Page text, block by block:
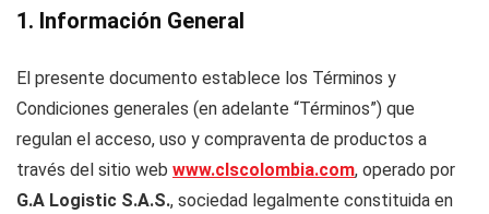
1. Información General
El presente documento establece los Términos y
Condiciones generales (en adelante “Términos”) que
regulan el acceso, uso y compraventa de productos a
través del sitio web www.clscolombia.com, operado por
G.A Logistic S.A.S., sociedad legalmente constituida en